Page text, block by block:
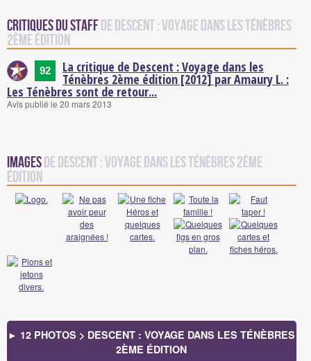
Critiques du staffde Descent : Voyage dans les Ténèbres
2ème édition
92 La critique de Descent : Voyage dans les
Ténèbres 2ème édition [2012] par Amaury L. :
Les Ténèbres sont de retour...
Avis publié le 20 mars 2013
Imagesde Descent : Voyage dans les Ténèbres 2ème
édition
► 12 PHOTOS > DESCENT : VOYAGE DANS LES TÉNÈBRES
2ÈME ÉDITION